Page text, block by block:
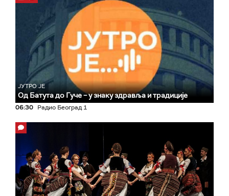
ЈУТРО ЈЕ
Од Батута до Гуче – у знаку здравља и традиције
06:30 Радио Београд 1